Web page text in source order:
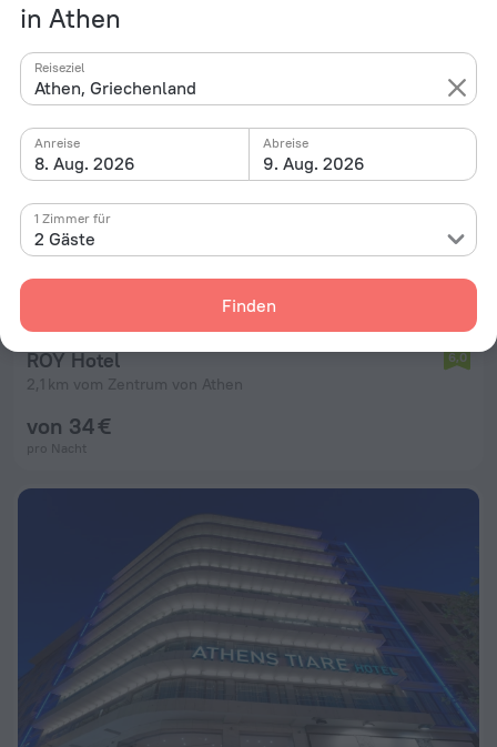
in Athen
Athen, Griechenland
Reiseziel
8. Aug. 2026
Anreise
9. Aug. 2026
Abreise
2 Gäste
1 Zimmer für
Finden
ROY Hotel
2,1 km vom Zentrum von Athen
6,0
von 34 €
pro Nacht